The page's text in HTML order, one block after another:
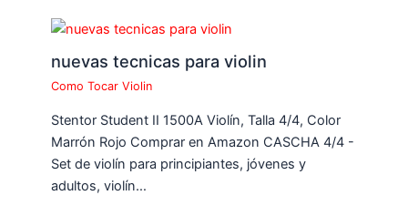
nuevas tecnicas para violin
Como Tocar Violin
Stentor Student II 1500A Violín, Talla 4/4, Color
Marrón Rojo Comprar en Amazon CASCHA 4/4 -
Set de violín para principiantes, jóvenes y
adultos, violín…